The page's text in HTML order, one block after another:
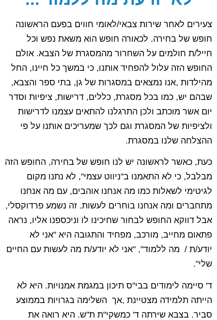
צעירים לאחר שירות צבאי/לאומי חווים בפעם הראשונה
חופש של בחירה. לכאורה חופש הוא משאת נפש וכל
חייל/ת חולמים על השחרור מהמסגרת של הצבא. אולם
החופש הזה עלול להפחיד אותנו, כי במשך כל חיינו, החל
מהילדות ,אנו נמצאים במסגרות של גן, בתי ספר והצבא,
שבהם יש, כמו בכל מסגרת, כללים, דרישות, ציפיות וסדר
יום אשר מוכתב ולכן התרגלנו להתאים עצמנו לדרישות
ולציפיות של המסגרת וגם לכך שמעריכים אותנו על פי
ההצלחה שלנו במסגרת.
כעת, כאשר לראשונה יש לנו חופש של בחירה, החופש הזה
מבלבל, כי לא התאמנו ב"ניווט עצמי", לא נתנו מקום
לגיטימי לשאלות כמו מה אנחנו אוהבים, עם מה אנחנו
מתחברים ומה אנחנו בוחרים לעשות. זה נשמע פרדוקסלי,
אבל דווקא החופש לבחור שחיכינו לו וניכספנו אליו, נראה
פתאום מחייב, מורכב, מפחיד והתגובה היא "אני לא
יודע/ת / מה ללמוד", "אני לא יודע/ת מה לעשות עם החיים
שלי".
ד' סיימה לימודים בבי"ס תיכון במגמת אמנויות. היא לא
הייתה תלמידה מצטיינת ,אך השלימה בגרויות בממוצע
סביר. בצבא שירתה ד' כמשקי"ת ת"ש. היא רואה את